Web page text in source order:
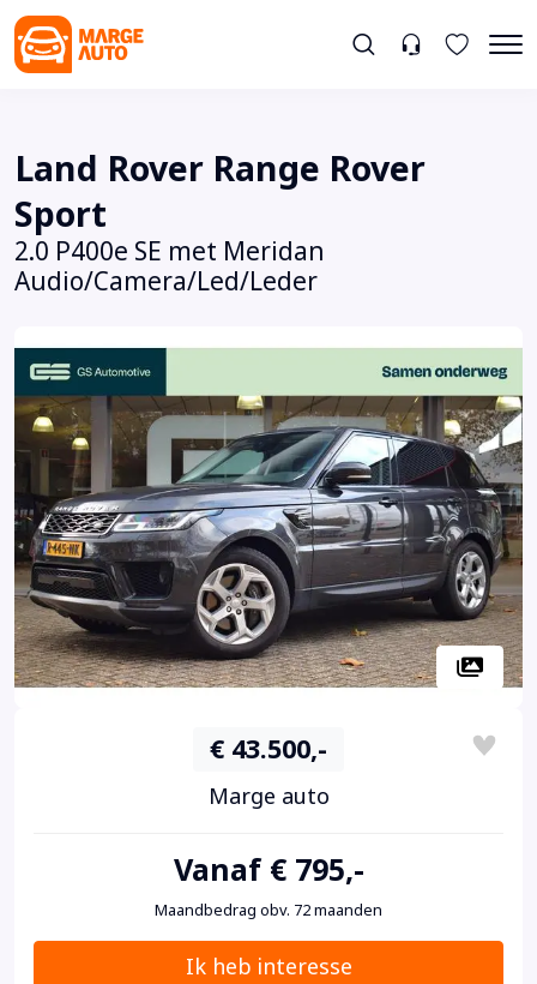
Land Rover Range Rover
Sport
2.0 P400e SE met Meridan
Audio/Camera/Led/Leder
€ 43.500,-
Marge auto
Vanaf € 795,-
Maandbedrag obv. 72 maanden
Ik heb interesse